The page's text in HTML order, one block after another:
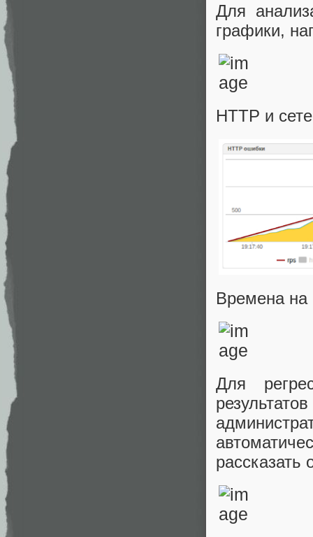
Для
графики,
HTTP и
Времена на
Для
рассказать